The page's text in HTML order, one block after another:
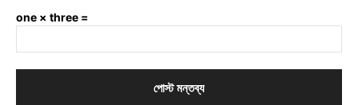
one × three =